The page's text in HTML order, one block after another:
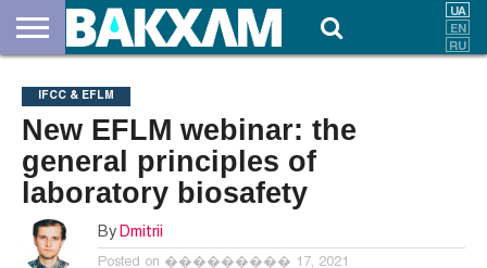
НАС
ВНЕСКИ
ДОКУМЕНТИ
НОВИНИ
КОНТАКТИ
IFCC & EFLM
New EFLM webinar: the
general principles of
laboratory biosafety
By Dmitrii
Posted on ��������� 17, 2021